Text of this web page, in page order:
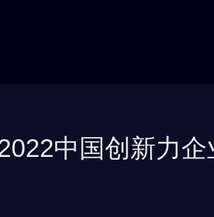
中国创新力企